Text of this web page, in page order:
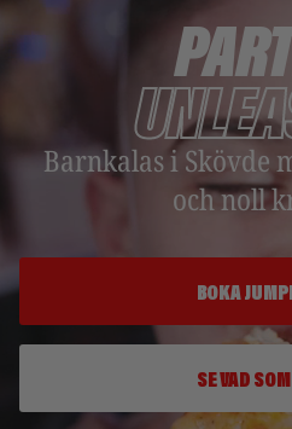
Barnkalas i Skövde
och noll
BOKA
SE VAD